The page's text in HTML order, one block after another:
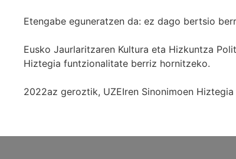
Etengabe eguneratzen da: ez dago bertsio
Eusko Jaurlaritzaren Kultura eta Hizkuntza
Hiztegia funtzionalitate berriz hornitzeko.
2022az geroztik, UZEIren Sinonimoen